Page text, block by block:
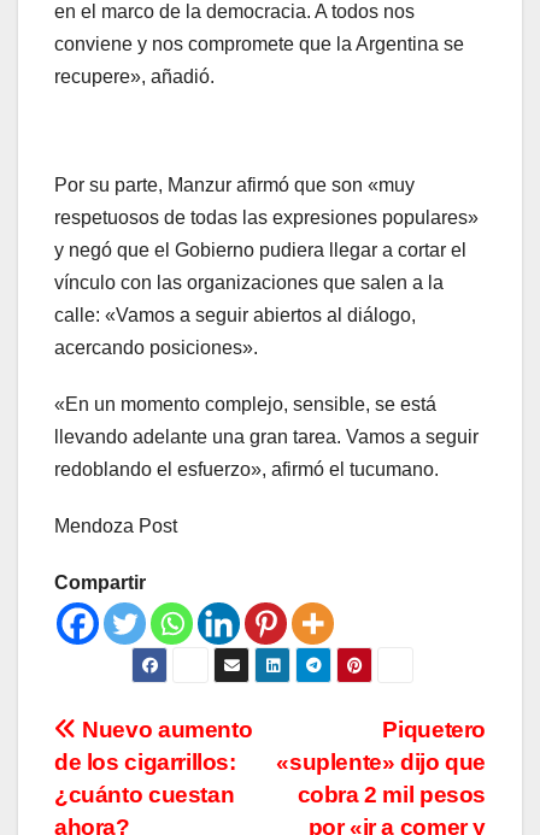
en el marco de la democracia. A todos nos
conviene y nos compromete que la Argentina se
recupere», añadió.
Por su parte, Manzur afirmó que son «muy
respetuosos de todas las expresiones populares»
y negó que el Gobierno pudiera llegar a cortar el
vínculo con las organizaciones que salen a la
calle: «Vamos a seguir abiertos al diálogo,
acercando posiciones».
«En un momento complejo, sensible, se está
llevando adelante una gran tarea. Vamos a seguir
redoblando el esfuerzo», afirmó el tucumano.
Mendoza Post
Compartir
Navegación
de
Piquetero
«suplente» dijo que
cobra 2 mil pesos
por «ir a comer y
Nuevo aumento
de los cigarrillos:
¿cuánto cuestan
ahora?